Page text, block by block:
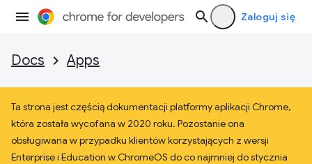
Zaloguj się
Docs Apps
Ta strona jest częścią dokumentacji platformy aplikacji Chrome,
która została wycofana w 2020 roku. Pozostanie ona
obsługiwana w przypadku klientów korzystających z wersji
Enterprise i Education w ChromeOS do co najmniej do stycznia